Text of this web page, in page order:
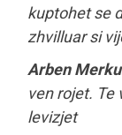
kuptohet se
zhvilluar si
Arben
ven rojet. Te
levizjet